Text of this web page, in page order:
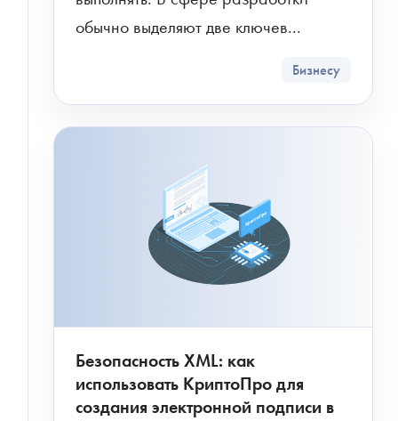
обычно выделяют две ключев...
Бизнесу
Безопасность XML: как
использовать КриптоПро для
создания электронной подписи в